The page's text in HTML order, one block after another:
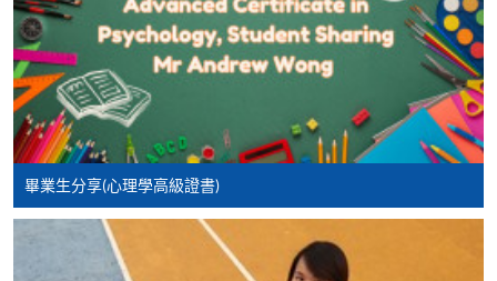
Alipay) 或 「轉數快」(FPS) 繳付學費。
報讀新課程
填寫網上報名表格
後按照指示填妥網上報名表格。
畢業生分享(心理學高級證書)